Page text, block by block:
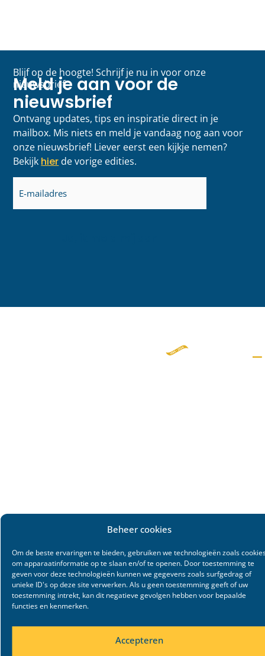
Beheer cookies
Om de beste ervaringen te bieden, gebruiken we technologieën zoals
om apparaatinformatie op te slaan en/of te openen. Door toestemming te
geven voor deze technologieën kunnen we gegevens zoals surfgedrag of
unieke ID's op deze site verwerken. Als u geen toestemming geeft of uw
toestemming intrekt, kan dit negatieve gevolgen hebben voor bepaalde
functies en kenmerken.
Accepteren
Blijf op de hoogte! Schrijf je nu in voor onze
nieuwsbrief
Meld je aan voor de
nieuwsbrief
Ontvang updates, tips en inspiratie direct in je
mailbox. Mis niets en meld je vandaag nog aan voor
onze nieuwsbrief! Liever eerst een kijkje nemen?
Bekijk hier de vorige edities.
E-
mailadres
(Vereist)